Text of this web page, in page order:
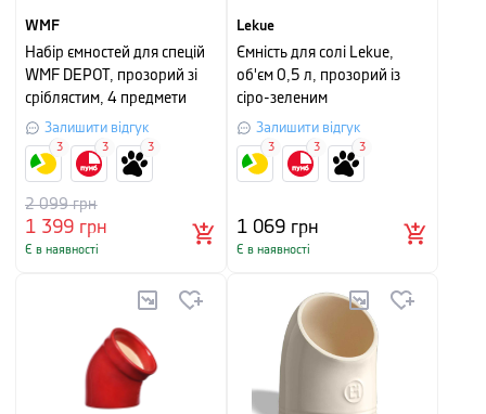
WMF
Набір ємностей для спецій
WMF DEPOT, прозорий зі
сріблястим, 4 предмети
Залишити відгук
1 399 грн
2 099грн
Є в наявності
3 3 3
Lekue
Ємність для солі Lekue,
об'єм 0,5 л, прозорий із
сіро-зеленим
Залишити відгук
1 069 грн
Є в наявності
3 3 3